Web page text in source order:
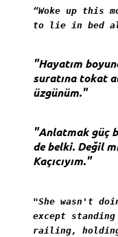
“Woke up this
to lie in bed
"Hayatım
suratına tokat
üzgünüm."
"Anlatmak güç
de belki. Değil
Kaçıcıyım."
"She wasn't
except
railing,